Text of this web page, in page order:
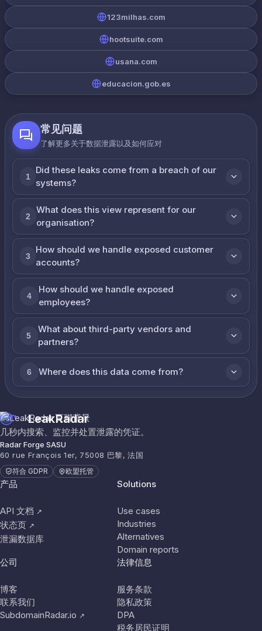
123milhas.com
hootsuite.com
usana.com
educacion.gob.es
常见问题
了解更多关于数据泄露以及如何应对
1
Did these leaks come from a breach of our
systems?
2
What does this view represent for our
organisation?
3
How should we handle exposed customer
accounts?
4
How should we handle exposed
employees?
5
What about third-party vendors and
partners?
6 Where does this data come from?
LeakRadar
几秒内搜索、监控并处置泄露的凭证。
Radar Forge SASU
60 rue François 1er, 75008 巴黎, 法国
符合 GDPR 欧盟托管
产品
API 文档 ↗
状态页 ↗
泄漏数据库
Solutions
Use cases
Industries
Alternatives
Domain reports
公司
博客
联系我们
SubdomainRadar.io ↗
法律信息
服务条款
隐私政策
DPA
税务居民证明